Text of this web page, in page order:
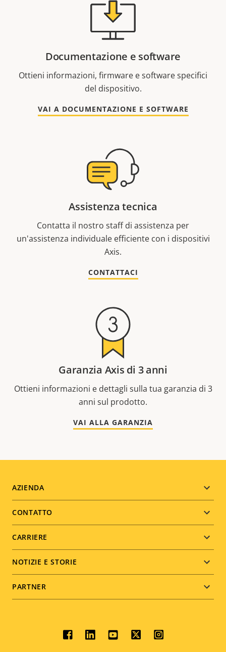
Documentazione e software
Ottieni informazioni, firmware e software specifici
del dispositivo.
VAI A DOCUMENTAZIONE E SOFTWARE
Assistenza tecnica
Contatta il nostro staff di assistenza per
un'assistenza individuale efficiente con i dispositivi
Axis.
CONTATTACI
Garanzia Axis di 3 anni
Ottieni informazioni e dettagli sulla tua garanzia di 3
anni sul prodotto.
VAI ALLA GARANZIA
Footer
menu
AZIENDA
CONTATTO
CARRIERE
NOTIZIE E STORIE
PARTNER
Social